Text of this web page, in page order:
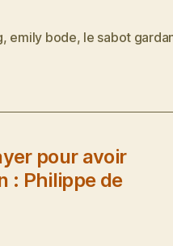
, emily bode, le sabot
pour avoir
: Philippe de